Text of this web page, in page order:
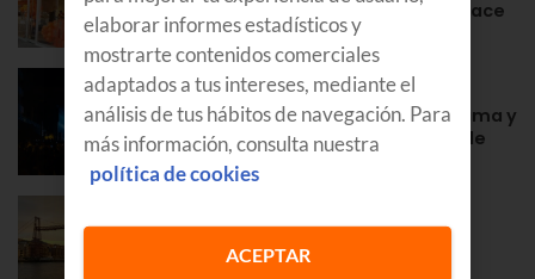
la cercanía de siempre desde hace
años
GOZATU
Fiestas en Zarautz 2026: programa y
conciertos de la Semana Grande
programa, conciertos, fechas…
elaborar informes estadísticos y
mostrarte contenidos comerciales
adaptados a tus intereses, mediante el
análisis de tus hábitos de navegación. Para
más información, consulta nuestra
política de cookies
ACEPTAR